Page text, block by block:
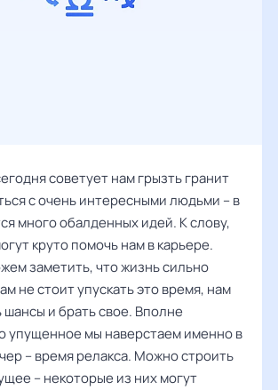
советует нам грызть гранит
с очень интересными людьми – в
много обалденных идей. К слову,
круто помочь нам в карьере.
заметить, что жизнь сильно
не стоит упускать это время, нам
шансы и брать свое. Вполне
упущенное мы наверстаем именно в
– время релакса. Можно строить
– некоторые из них могут